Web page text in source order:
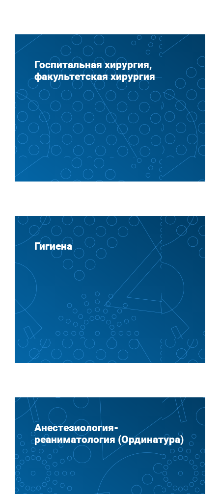
Госпитальная хирургия,
факультетская хирургия
Гигиена
Анестезиология-
реаниматология (Ординатура)